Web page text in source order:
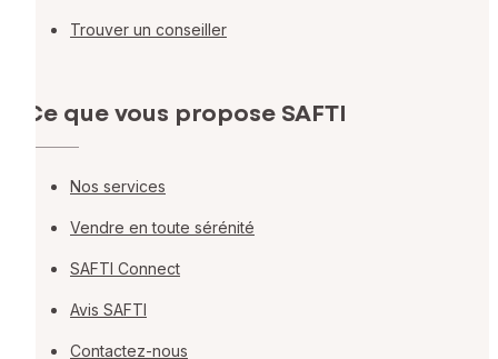
Trouver un conseiller
Ce que vous propose SAFTI
Nos services
Vendre en toute sérénité
SAFTI Connect
Avis SAFTI
Contactez-nous